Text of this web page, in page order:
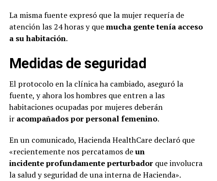
La misma fuente expresó que la mujer requería de
atención las 24 horas y quemucha gente tenía acceso
a su habitación.
Medidas de seguridad
El protocolo en la clínica ha cambiado, aseguró la
fuente, y ahora los hombres que entren a las
habitaciones ocupadas por mujeres deberán
ir acompañados por personal femenino.
En un comunicado, Hacienda HealthCare declaró que
«recientemente nos percatamos deun
incidenteprofundamenteperturbadorque involucra
la salud y seguridad de una interna de Hacienda».